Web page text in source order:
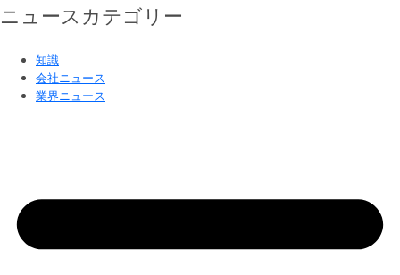
ニュースカテゴリー
知識
会社ニュース
業界ニュース